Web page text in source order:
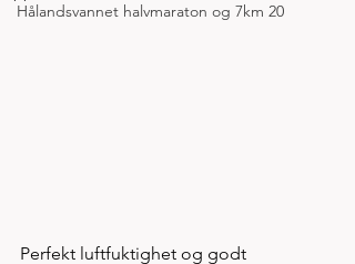
Hålandsvannet halvmaraton og 7km 20
Perfekt luftfuktighet og godt